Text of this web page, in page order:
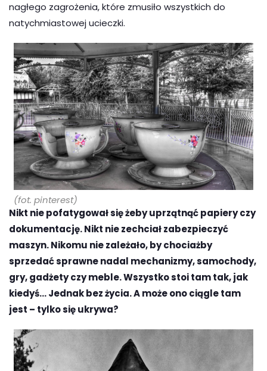
nagłego zagrożenia, które zmusiło wszystkich do
natychmiastowej ucieczki.
(fot. pinterest)
Nikt nie pofatygował się żeby uprzątnąć papiery czy
dokumentację. Nikt nie zechciał zabezpieczyć
maszyn. Nikomu nie zależało, by chociażby
sprzedać sprawne nadal mechanizmy, samochody,
gry, gadżety czy meble. Wszystko stoi tam tak, jak
kiedyś… Jednak bez życia. A może ono ciągle tam
jest – tylko się ukrywa?